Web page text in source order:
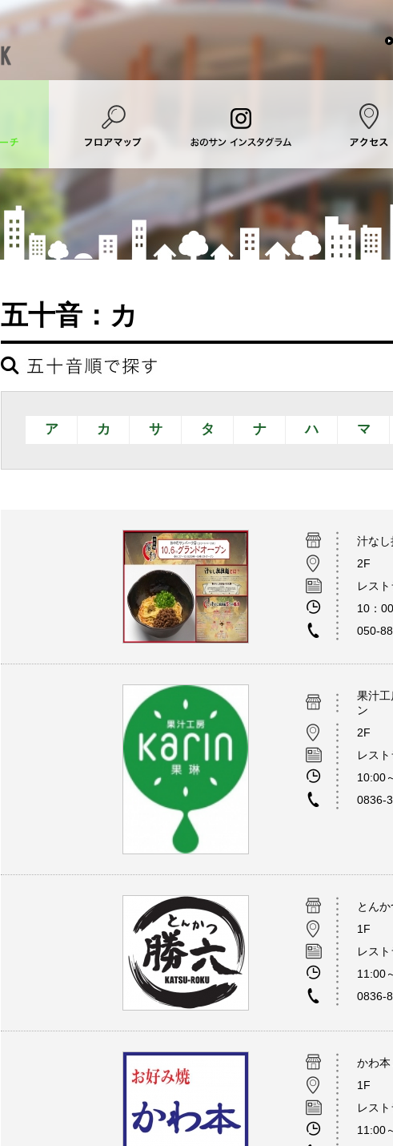
五十音：カ
ア カ サ タ ナ ハ マ
汁な
2F
レス
10：
050-
果汁
ン
2F
レス
10:00
0836-
とん
1F
レス
11:00
0836-
かわ本
1F
レス
11:00